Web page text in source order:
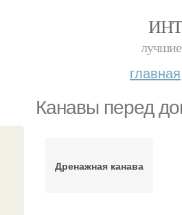
главная
Канавы перед
Дренажная канава